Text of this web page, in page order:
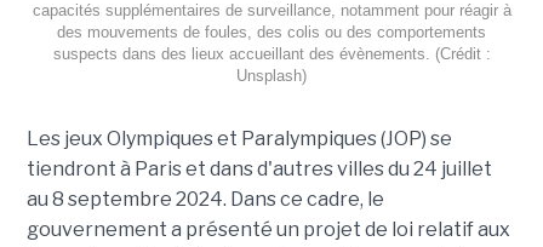
capacités supplémentaires de surveillance, notamment pour réagir à
des mouvements de foules, des colis ou des comportements
suspects dans des lieux accueillant des évènements. (Crédit :
Unsplash)
Les jeux Olympiques et Paralympiques (JOP) se
tiendront à Paris et dans d'autres villes du 24 juillet
au 8 septembre 2024. Dans ce cadre, le
gouvernement a présenté un projet de loi relatif aux